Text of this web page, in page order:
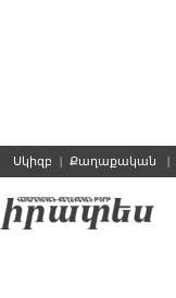
Սկիզբ | Քաղաքական |